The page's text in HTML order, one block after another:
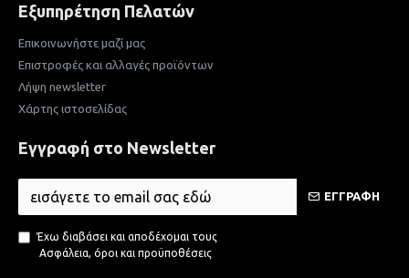
Εξυπηρέτηση Πελατών
Επικοινωνήστε μαζί μας
Επιστροφές και αλλαγές προϊόντων
Λήψη newsletter
Χάρτης ιστοσελίδας
Εγγραφή στο Newsletter
ΕΓΓΡΑΦΗ
Έχω διαβάσει και αποδέχομαι τους
Ασφάλεια, όροι και προϋποθέσεις